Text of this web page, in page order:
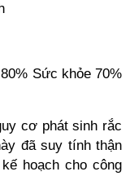
Sức khỏe 70%
cơ phát sinh rắc
đã suy tính thận
hoạch cho công